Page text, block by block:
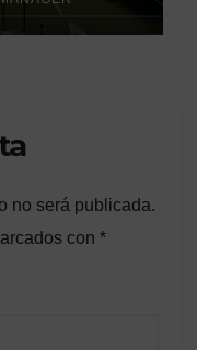
no será publicada.
con *